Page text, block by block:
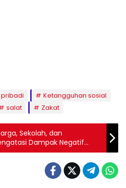
Ketangguhan sosial
salat Zakat
dan
dan Penggunaan